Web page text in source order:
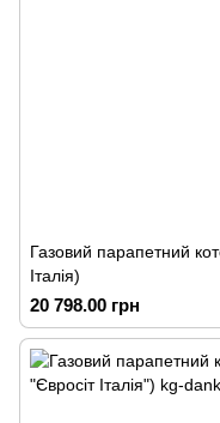
Газовий парапетний
Італія)
20 798.00 грн